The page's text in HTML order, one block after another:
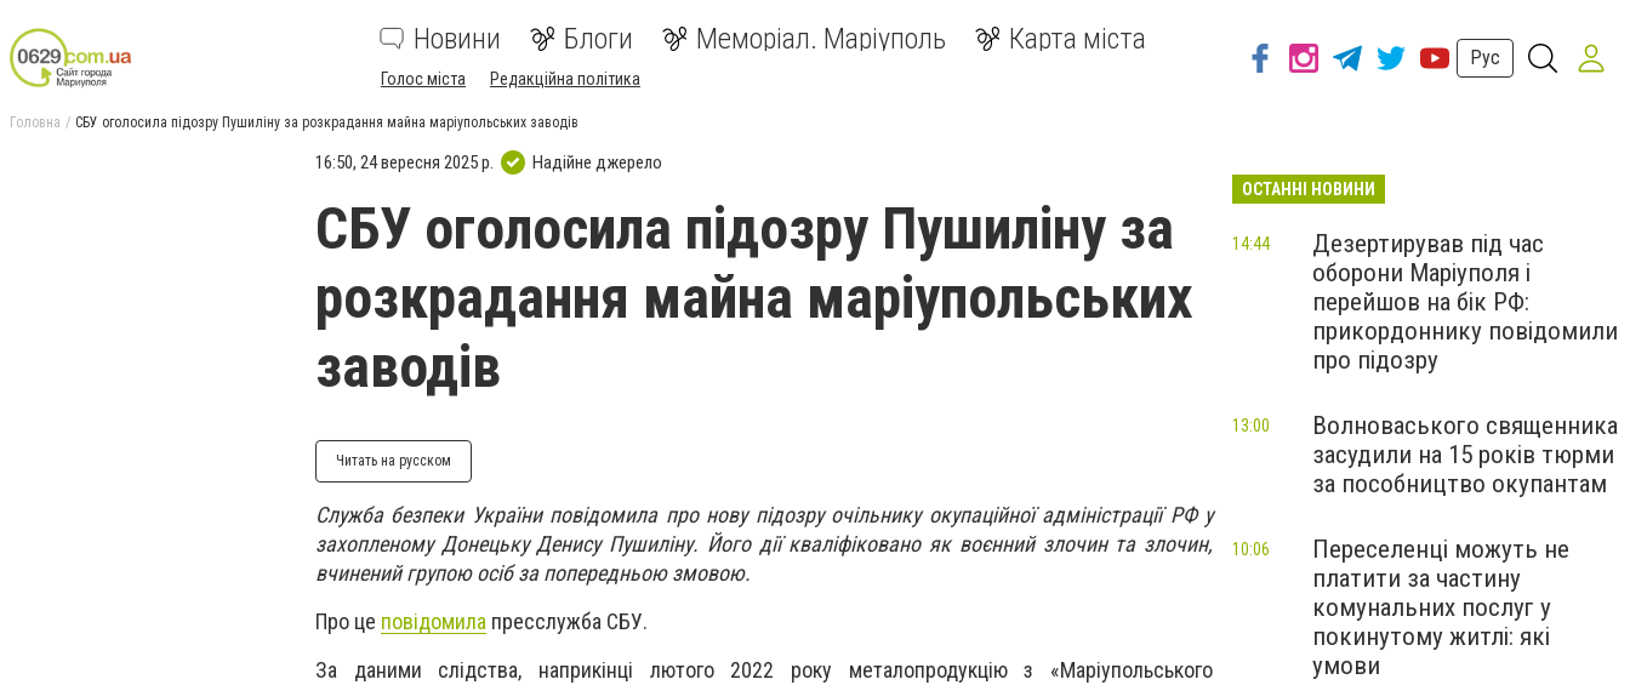
Новини Блоги Меморіал. Маріуполь Карта міста
Голос міста Редакційна політика
Рус
Головна СБУ оголосила підозру Пушиліну за розкрадання майна маріупольських заводів
16:50, 24 вересня 2025 р. Надійне джерело
СБУ оголосила підозру Пушиліну за
розкрадання майна маріупольських
заводів
Читать на русском
Служба безпеки України повідомила про нову підозру очільнику окупаційної адміністрації РФ у
захопленому Донецьку Денису Пушиліну. Його дії кваліфіковано як воєнний злочин та злочин,
вчинений групою осіб за попередньою змовою.
Про це повідомила пресслужба СБУ.
За даними слідства, наприкінці лютого 2022 року металопродукцію з «Маріупольського
ОСТАННІ НОВИНИ
Дезертирував під час
оборони Маріуполя і
перейшов на бік РФ:
прикордоннику повідомили
про підозру
14:44
Волноваського священника
засудили на 15 років тюрми
за пособництво окупантам
13:00
Переселенці можуть не
платити за частину
комунальних послуг у
покинутому житлі: які
умови
10:06